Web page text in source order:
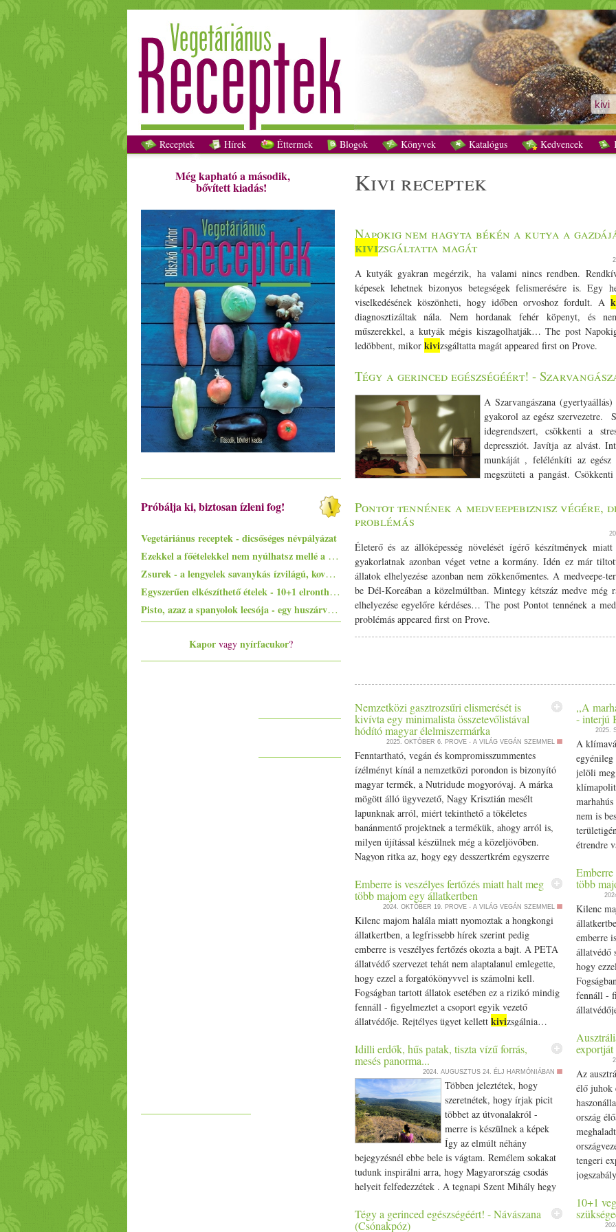
kivi receptek - Vegetáriánus receptek
Receptek Hírek Éttermek Blogok Könyvek Katalógus Kedvencek
Még kapható a második,
bővített kiadás!
Próbálja ki, biztosan ízleni fog!
Vegetáriánus receptek - dicsőséges névpályázat
Ezekkel a főételekkel nem nyúlhatsz mellé a hőségben - 5+1 kánikularecept
Zsurek - a lengyelek savanykás ízvilágú, kovászos levese
Egyszerűen elkészíthető ételek - 10+1 elronthatatlan recept kezdő konyhatündéreknek
Pisto, azaz a spanyolok lecsója - egy huszárvágással tesszük laktatóbbá
Kapor vagy nyírfacukor?
kivi receptek
Napokig nem hagyta békén a kutya a
kivizsgáltatta magát
A kutyák gyakran megérzik, ha valami nincs rendben.
képesek lehetnek bizonyos betegségek felismerésére is.
viselkedésének köszönheti, hogy időben orvoshoz fordult. A
diagnosztizáltak nála. Nem hordanak fehér köpenyt, és
műszerekkel, a kutyák mégis kiszagolhatják… The post
ledöbbent, mikor kivizsgáltatta magát appeared first on Prove.
Tégy a gerinced egészségéért! -
A Szarvangászana
gyakorol az egész szervezetre.
idegrendszert, csökkenti a
depressziót. Javítja az alvást.
munkáját , felélénkíti az
megszüteti a pangást.
Aktívabbá teszi az agy működését és kedvezően hat a torok
légzőszervrendszerre, a hormon és mirigyrendszerre is.
Stimulálja a pajzsmirigyet, és az agyalapimirigyet is.
Energetizálja a nemi szerveket. Kedvezően hat a férfi és női
is segítő hatűsú. Stimulálja a beleket, gyomrot, belső szerveket,
székrekedést és csökkenti a bélrendszeri gyulladásokat. Jótékony
Erősíti a stabilizáló izmokat, hasizmokat, a hátat és a vállövet
Jótékony hatással van a tüdőre. Részben mert aktivizálja a hasi
váladék, elősegíti az oldódását. Hogyan végezd el -
irányába. - Belégzéssel segítégével emeld fel a lábaidat 90
pipálj picit a lábfejeddel. - Próbáld kiegyenesíteni a pózt. A
közelítsd még a mellkast az állad irányába. - Told a vállövet a
ez egy vállon álló gyakorlat, nem nyakcsigolyán álló. - Tartsd
lábaidat, bontsd el a kéztartást és kilégzéssel hasizommal
csigolyáról, csigolya nagy szeretettel. - Pihenj néhány
lábaidat. Az ászana után elvégezheted az ellentét pózát a
folyamatosan aktívan a tested - a lábakat, a vállövet, a hasadat
talaj irányába és belégzéssel nyújtózz a talpakkal, sarkakkal az
gyulladás van a fejden - begyulladt a fogad, szemed, arcüreged.
van. Ne gyakorold a gyertyaállást akor sem ha menstruálsz vagy
porckorongsérv vagy akár csak meghúzódott). A
sajátítsd el. Ha szeretnél jógában elmélyedni, elsajátítani a
Kezdő Jógatanfolyamainkra és személyre szabott, igényeidhez,
https:/­­/­­www.eljharmoniaban.hu/­­kezdo-jogatanfolyam J ó
Pontot tennének a medveepebiznisz végére,
problémás
Életerő és az állóképesség növelését ígérő készítmények
gyakorlatnak azonban véget vetne a kormány. Idén ez már
állatok elhelyezése azonban nem zökkenőmentes. A medveepe-
be Dél-Koreában a közelmúltban. Mintegy kétszáz medve még
elhelyezése egyelőre kérdéses… The post Pontot tennének a
problémás appeared first on Prove.
Nemzetközi gasztrozsűri elismerését is
kivívta egy minimalista összetevőlistával
hódító magyar élelmiszermárka
2025. OKTÓBER 6. PROVE - A VILÁG VEGÁN SZEMMEL
Fenntartható, vegán és kompromisszummentes
ízélményt kínál a nemzetközi porondon is bizonyító
magyar termék, a Nutridude mogyoróvaj. A márka
mögött álló ügyvezető, Nagy Krisztián mesélt
lapunknak arról, miért tekinthető a tökéletes
banánmentő projektnek a termékük, ahogy arról is,
milyen újítással készülnek még a közeljövőben.
Nagyon ritka az, hogy egy desszertkrém egyszerre
The post Nemzetközi gasztrozsűri elismerését is
kivívta egy minimalista összetevőlistával hódító
magyar élelmiszermárka appeared first on Prove.hu.
Emberre is veszélyes fertőzés miatt halt meg
több majom egy állatkertben
2024. OKTÓBER 19. PROVE - A VILÁG VEGÁN SZEMMEL
Kilenc majom halála miatt nyomoztak a hongkongi
állatkertben, a legfrissebb hírek szerint pedig
emberre is veszélyes fertőzés okozta a bajt. A PETA
állatvédő szervezet tehát nem alaptalanul emlegette,
hogy ezzel a forgatókönyvvel is számolni kell.
Fogságban tartott állatok esetében ez a rizikó mindig
fennáll - figyelmeztet a csoport egyik vezető
állatvédője. Rejtélyes ügyet kellett kivizsgálnia…
meg több majom egy állatkertben appeared first on
Prove.hu.
Idilli erdők, hűs patak, tiszta vízű forrás,
mesés panorma...
2024. AUGUSZTUS 24. ÉLJ HARMÓNIÁBAN
Többen jeleztétek, hogy
szeretnétek, hogy írjak picit
többet az útvonalakról -
merre is készülnek a képek
Így az elmúlt néhány
bejegyzésnél ebbe bele is vágtam. Remélem sokakat
tudunk inspirálni arra, hogy Magyarország csodás
helyeit felfedezzétek . A tegnapi Szent Mihály hegy
A mai túra tervezésnél a Pilis számomra néhány
Tégy a gerinced egészségéért! - Návászana
(Csónakpóz)
,,A
- interjú
2025.
A
jelöli meg
nem is
étrendre
nincs
Emberre
több
Kilenc
emberre
állatvédő
hogy
fennáll -
meg több
Prove.hu.
exportját
Az
élő juhok
ország
tengeri
10+1